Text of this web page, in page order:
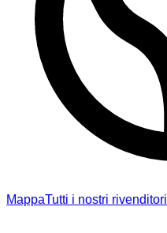
MappaTutti i nostri rivenditori